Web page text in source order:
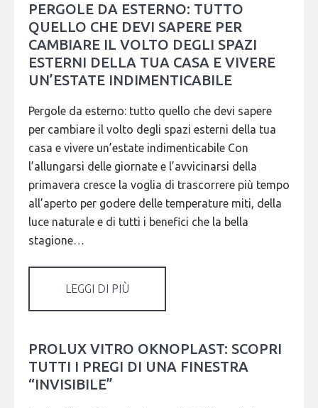
PERGOLE DA ESTERNO: TUTTO
QUELLO CHE DEVI SAPERE PER
CAMBIARE IL VOLTO DEGLI SPAZI
ESTERNI DELLA TUA CASA E VIVERE
UN’ESTATE INDIMENTICABILE
Pergole da esterno: tutto quello che devi sapere
per cambiare il volto degli spazi esterni della tua
casa e vivere un’estate indimenticabile Con
l’allungarsi delle giornate e l’avvicinarsi della
primavera cresce la voglia di trascorrere più tempo
all’aperto per godere delle temperature miti, della
luce naturale e di tutti i benefici che la bella
stagione…
LEGGI DI PIÙ
PROLUX VITRO OKNOPLAST: SCOPRI
TUTTI I PREGI DI UNA FINESTRA
“INVISIBILE”